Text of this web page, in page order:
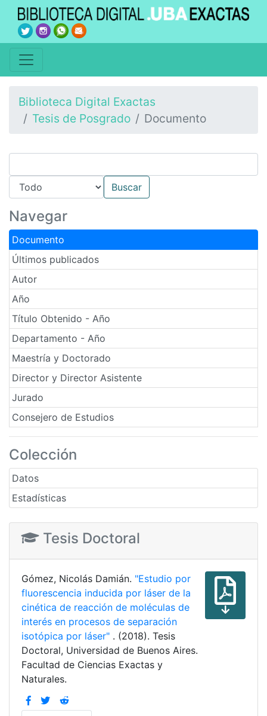
Biblioteca Digital Exactas
Tesis de Posgrado
Documento
Navegar
Documento
Últimos publicados
Autor
Año
Título Obtenido - Año
Departamento - Año
Maestría y Doctorado
Director y Director Asistente
Jurado
Consejero de Estudios
Colección
Datos
Estadísticas
Tesis Doctoral
Gómez, Nicolás Damián. "Estudio por
fluorescencia inducida por láser de la
cinética de reacción de moléculas de
interés en procesos de separación
isotópica por láser" . (2018). Tesis
Doctoral, Universidad de Buenos Aires.
Facultad de Ciencias Exactas y
Naturales.